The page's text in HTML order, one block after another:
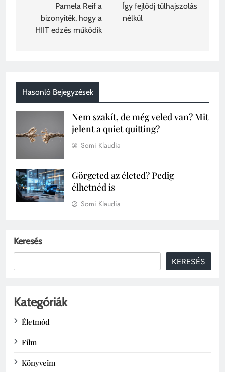
navigációPamela Reif a
bizonyíték, hogy a
HIIT edzés működik
Így fejlődj túlhajszolás
nélkül
Hasonló Bejegyzések
Nem szakít, de még veled van? Mit
jelent a quiet quitting?
Somi Klaudia
Görgeted az életed? Pedig
élhetnéd is
Somi Klaudia
Keresés
KERESÉS
Kategóriák
Életmód
Film
Könyveim